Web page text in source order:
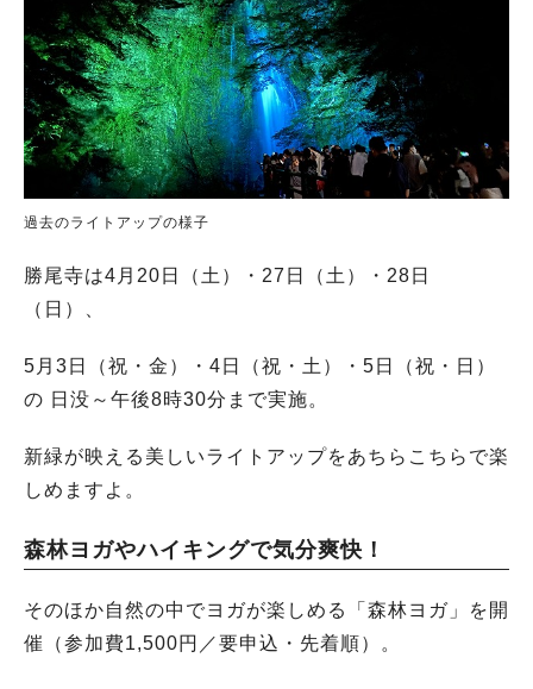
過去のライトアップの様子
勝尾寺は4月20日（土）・27日（土）・28日
（日）、
5月3日（祝・金）・4日（祝・土）・5日（祝・日）
の 日没～午後8時30分まで実施。
新緑が映える美しいライトアップをあちらこちらで楽
しめますよ。
森林ヨガやハイキングで気分爽快！
そのほか自然の中でヨガが楽しめる「森林ヨガ」を開
催（参加費1,500円／要申込・先着順）。